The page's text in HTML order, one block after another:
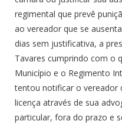
regimental que prevê
ao vereador que se
dias sem justificativa, a
Tavares cumprindo com o
Município e o Regimento
tentou notificar o vereador
licença através de sua
particular, fora do prazo e